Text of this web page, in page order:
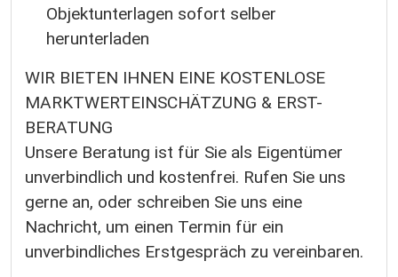
Objektunterlagen sofort selber
herunterladen
WIR BIETEN IHNEN EINE KOSTENLOSE
MARKTWERTEINSCHÄTZUNG & ERST-
BERATUNG
Unsere Beratung ist für Sie als Eigentümer
unverbindlich und kostenfrei. Rufen Sie uns
gerne an, oder schreiben Sie uns eine
Nachricht, um einen Termin für ein
unverbindliches Erstgespräch zu vereinbaren.